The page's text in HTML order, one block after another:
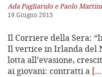
Ada Pagliarulo e Paolo Martini
19 Giugno 2013
Il Corriere della Sera:
Il vertice in Irlanda del
lotta all’evasione,
ai giovani: contratti a